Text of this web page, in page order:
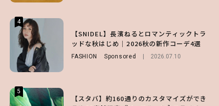
4
【SNIDEL】長濱ねるとロマンティックトラ
ッドな秋はじめ｜2026秋の新作コーデ4選
FASHION Sponsored 2026.07.10
5
【スタバ】約160通りのカスタマイズができ
4
【大原優乃】夏メイクはプレイフルに！ドキ
ッとしちゃう色っぽ“うるみ目”のつくり方
BEAUTY 2026.08.01
5
【SNIDEL】長濱ねるとロマンティックトラ
4
月直伝♡ ドライシャンプー「バティスト」
を使ったプロ級スタイリング3選
Sponsored
5
【ハローキティ】がスシローと初コラボ♡